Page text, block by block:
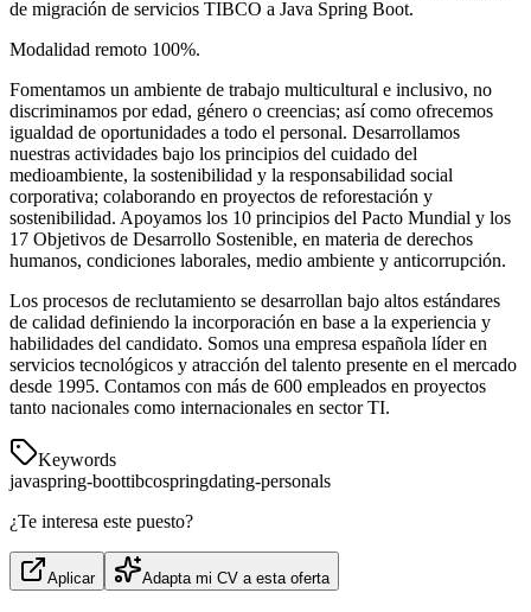
de migración de servicios TIBCO a Java Spring Boot.
Modalidad remoto 100%.
Fomentamos un ambiente de trabajo multicultural e inclusivo, no
discriminamos por edad, género o creencias; así como ofrecemos
igualdad de oportunidades a todo el personal. Desarrollamos
nuestras actividades bajo los principios del cuidado del
medioambiente, la sostenibilidad y la responsabilidad social
corporativa; colaborando en proyectos de reforestación y
sostenibilidad. Apoyamos los 10 principios del Pacto Mundial y los
17 Objetivos de Desarrollo Sostenible, en materia de derechos
humanos, condiciones laborales, medio ambiente y anticorrupción.
Los procesos de reclutamiento se desarrollan bajo altos estándares
de calidad definiendo la incorporación en base a la experiencia y
habilidades del candidato. Somos una empresa española líder en
servicios tecnológicos y atracción del talento presente en el mercado
desde 1995. Contamos con más de 600 empleados en proyectos
tanto nacionales como internacionales en sector TI.
Keywords
javaspring-boottibcospringdating-personals
¿Te interesa este puesto?
Aplicar Adapta mi CV a esta oferta